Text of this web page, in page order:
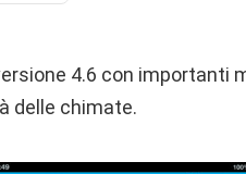
4.6 con importanti
delle chimate.